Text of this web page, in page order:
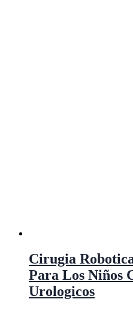
Cirugia
Para Los Niños
Urologicos